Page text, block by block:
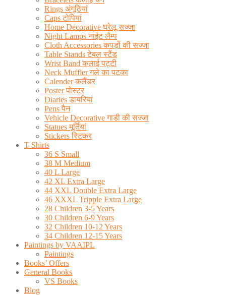
Rings अंगूठियां
Caps टोपियां
Home Decorative घरेलू सज्जा
Night Lamps नाईट लैम्प
Cloth Accessories कपड़ों की सज्जा
Table Stands टेबल स्टैंड
Wrist Band कलाई पट्टी
Neck Muffler गले का पटका
Calender कलैंडर
Poster पोस्टर
Diaries डायरियां
Pens पैन
Vehicle Decorative गाडी की सज्जा
Statues मूर्तियां
Stickers स्टिकर
T-Shirts
36 S Small
38 M Medium
40 L Large
42 XL Extra Large
44 XXL Double Extra Large
46 XXXL Tripple Extra Large
28 Children 3-5 Years
30 Children 6-9 Years
32 Children 10-12 Years
34 Children 12-15 Years
Paintings by VAAIPL
Paintings
Books’ Offers
General Books
VS Books
Blog